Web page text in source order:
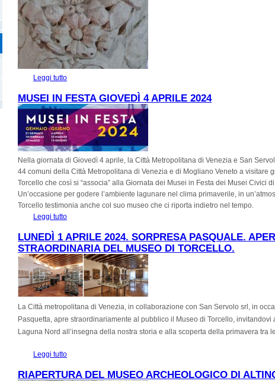
Leggi tutto
MUSEI IN FESTA GIOVEDÌ 4 APRILE 2024
Nella giornata di Giovedì 4 aprile, la Città Metropolitana di Venezia e San
44 comuni della Città Metropolitana di Venezia e di Mogliano Veneto a visitare
Torcello che così si “associa” alla Giornata dei Musei in Festa dei Musei Civici
Un’occasione per godere l’ambiente lagunare nel clima primaverile, in
Torcello testimonia anche col suo museo che ci riporta indietro nel tempo.
Leggi tutto
LUNEDÌ 1 APRILE 2024. SORPRESA PASQUALE.
STRAORDINARIA DEL MUSEO DI TORCELLO.
La Città metropolitana di Venezia, in collaborazione con San Servolo srl, in
Pasquetta, apre straordinariamente al pubblico il Museo di Torcello,
Laguna Nord all’insegna della nostra storia e alla scoperta della primavera tra
Leggi tutto
RIAPERTURA DEL MUSEO ARCHEOLOGICO DI